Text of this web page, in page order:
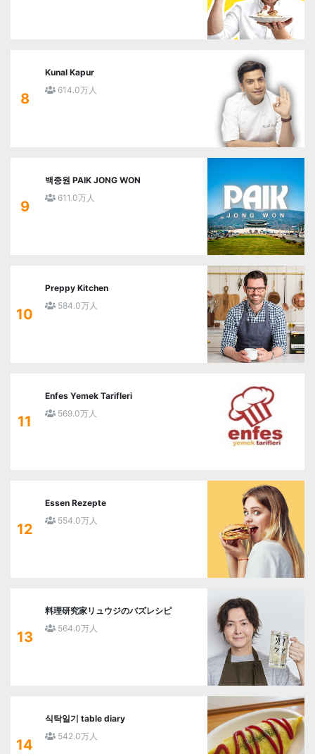
8
Kunal Kapur
614.0万人
9
백종원 PAIK JONG WON
611.0万人
10
Preppy Kitchen
584.0万人
11
Enfes Yemek Tarifleri
569.0万人
12
Essen Rezepte
554.0万人
13
料理研究家リュウジのバズレシピ
564.0万人
14
식탁일기 table diary
542.0万人